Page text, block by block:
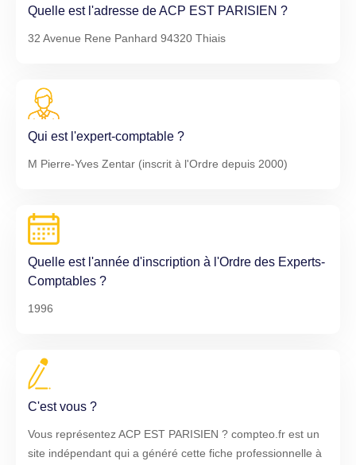
Quelle est l'adresse de ACP EST PARISIEN ?
32 Avenue Rene Panhard 94320 Thiais
Qui est l'expert-comptable ?
M Pierre-Yves Zentar (inscrit à l'Ordre depuis 2000)
Quelle est l'année d'inscription à l'Ordre des Experts-
Comptables ?
1996
C'est vous ?
Vous représentez ACP EST PARISIEN ? compteo.fr est un
site indépendant qui a généré cette fiche professionnelle à